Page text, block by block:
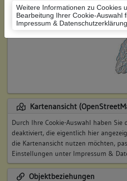
Weitere Informationen zu Cookies
Bearbeitung Ihrer Cookie-Auswahl
Impressum & Datenschutzerklärung
Lage des Wohnplatzes:
Kartenansicht
Durch Ihre Cookie-Auswahl haben Sie
deaktiviert, die eigentlich hier
die Kartenansicht nutzen möchten,
Einstellungen unter Impressum &
Objektbeziehungen